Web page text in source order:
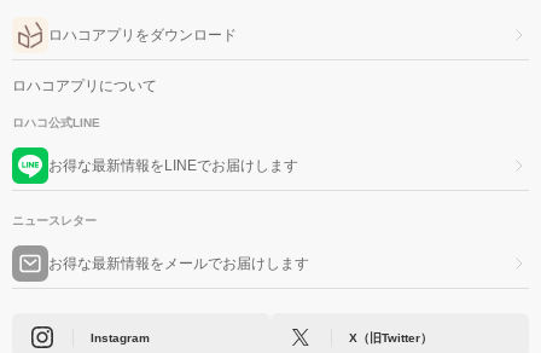
ロハコアプリをダウンロード
ロハコアプリについて
ロハコ公式LINE
お得な最新情報をLINEでお届けします
ニュースレター
お得な最新情報をメールでお届けします
Instagram X（旧Twitter）